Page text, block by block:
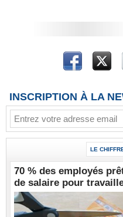
INSCRIPTION À LA
LE
70 % des employés
de salaire pour